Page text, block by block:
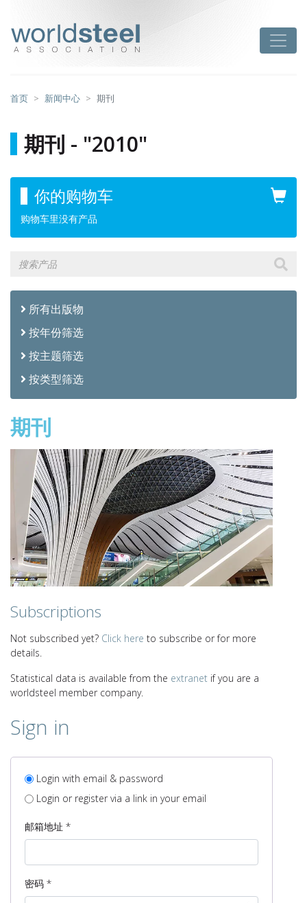
首页 新闻中心 期刊
期刊 - "2010"
你的购物车
购物车里没有产品
所有出版物
按年份筛选
按主题筛选
按类型筛选
期刊
Subscriptions
Not subscribed yet? Click here to subscribe or for more
details.
Statistical data is available from the extranet if you are a
worldsteel member company.
Sign in
Login with email & password
Login or register via a link in your email
邮箱地址 *必
填
密码 *必
填